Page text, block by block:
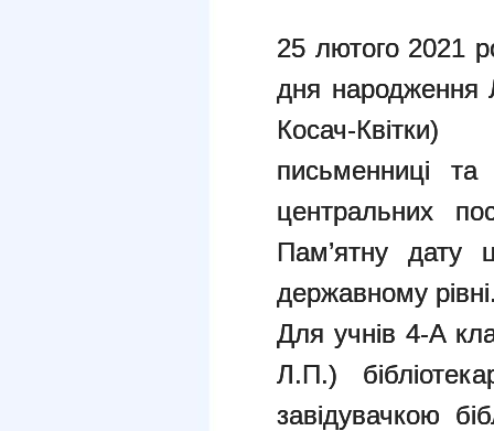
25 лютого 2021
дня народження
Косач-
письменниці та
центральних
Пам’ятну дату
державному
Для учнів 4-А
Л.П.)
завідувачкою